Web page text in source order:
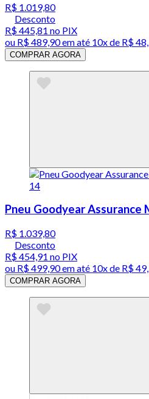
R$ 1.019,80
Desconto
R$ 445,81 no PIX
ou R$ 489,90em até 10x de R$
COMPRAR AGORA
Pneu Goodyear
R$ 1.039,80
Desconto
R$ 454,91 no PIX
ou R$ 499,90em até 10x de R$
COMPRAR AGORA